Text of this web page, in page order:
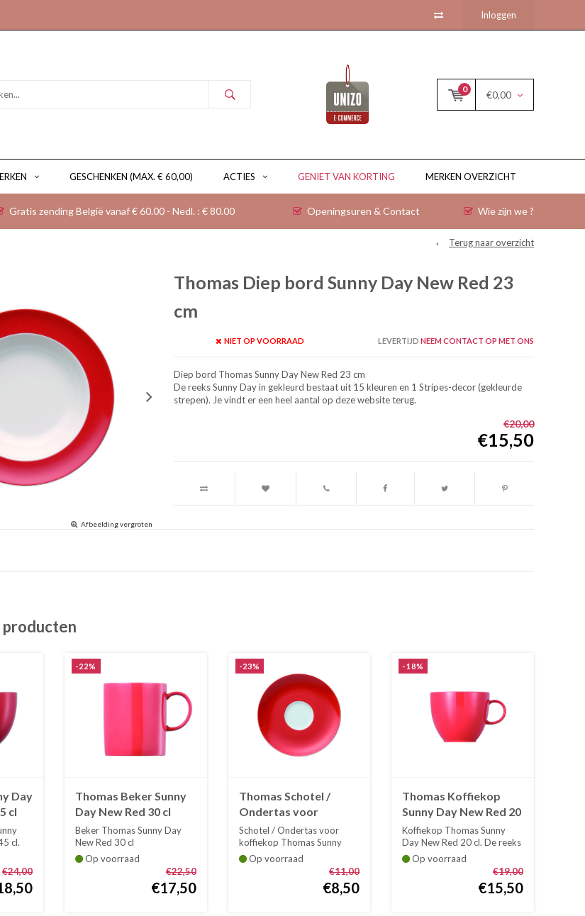
Inloggen
0
€0,00
GESCHENKEN (MAX. € 60,00) ACTIES GENIET VAN KORTING MERKEN OVERZICHT
Gratis zending België vanaf € 60.00 - Nedl. : € 80.00 Openingsuren & Contact Wie zijn we ?
Terug naar overzicht
Afbeelding vergroten
Thomas Diep bord Sunny Day New Red 23
cm
NIET OP VOORRAAD LEVERTIJD NEEM CONTACT OP MET ONS
Diep bord Thomas Sunny Day New Red 23 cm
De reeks Sunny Day in gekleurd bestaat uit 15 kleuren en 1 Stripes-decor (gekleurde
strepen). Je vindt er een heel aantal op deze website terug.
€20,00
€15,50
Day
cl
cl.
€24,00
-22%
Thomas Beker Sunny
Day New Red 30 cl
Beker Thomas Sunny Day
New Red 30 cl
De reeks Sunny Day in ...
Op voorraad
€22,50
€17,50
-23%
Thomas Schotel /
Ondertas voor
koffiekop Sunny Day
New Red
Schotel / Ondertas voor
koffiekop Thomas Sunny
Day New Red. ...
Op voorraad
€11,00
€8,50
-18%
Thomas Koffiekop
Sunny Day New Red 20
cl
Koffiekop Thomas Sunny
Day New Red 20 cl. De reeks
Sunny D...
Op voorraad
€19,00
€15,50